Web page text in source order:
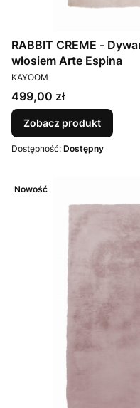
RABBIT CREME -
włosiem Arte Espina
PRODUCENT
KAYOOM
Cena
499,00 zł
Zobacz produkt
Dostępność: Dostępny
Nowość